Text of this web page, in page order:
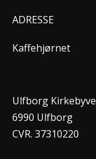
ADRESSE
Kaffehjørnet
Ulfborg
6990 Ulfborg
CVR. 37310220